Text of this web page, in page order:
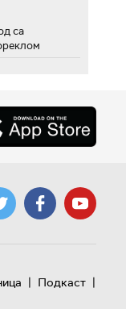
са
| Подкаст |